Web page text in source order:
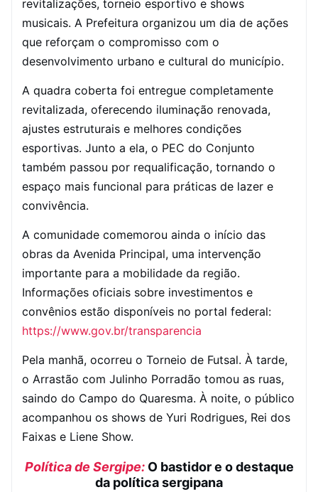
revitalizações, torneio esportivo e shows
musicais. A Prefeitura organizou um dia de ações
que reforçam o compromisso com o
desenvolvimento urbano e cultural do município.
A quadra coberta foi entregue completamente
revitalizada, oferecendo iluminação renovada,
ajustes estruturais e melhores condições
esportivas. Junto a ela, o PEC do Conjunto
também passou por requalificação, tornando o
espaço mais funcional para práticas de lazer e
convivência.
A comunidade comemorou ainda o início das
obras da Avenida Principal, uma intervenção
importante para a mobilidade da região.
Informações oficiais sobre investimentos e
convênios estão disponíveis no portal federal:
https://www.gov.br/transparencia
Pela manhã, ocorreu o Torneio de Futsal. À tarde,
o Arrastão com Julinho Porradão tomou as ruas,
saindo do Campo do Quaresma. À noite, o público
acompanhou os shows de Yuri Rodrigues, Rei dos
Faixas e Liene Show.
Política de Sergipe: O bastidor e o destaque
da política sergipana